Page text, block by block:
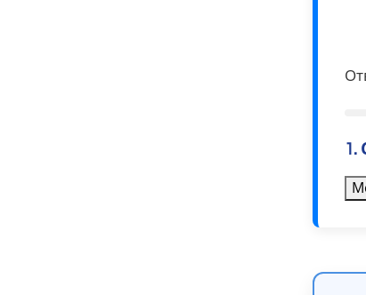
1.